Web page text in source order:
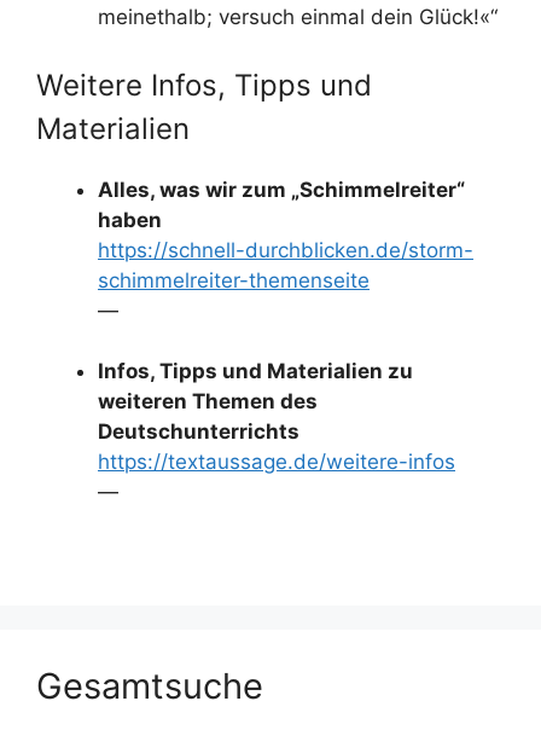
meinethalb; versuch einmal dein Glück!«“
Weitere Infos, Tipps und
Materialien
Alles, was wir zum „Schimmelreiter“
haben
https://schnell-durchblicken.de/storm-
schimmelreiter-themenseite
—
Infos, Tipps und Materialien zu
weiteren Themen des
Deutschunterrichts
https://textaussage.de/weitere-infos
—
Gesamtsuche